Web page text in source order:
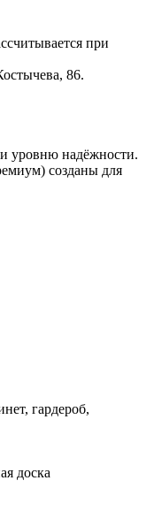
при
86.
и уровню надёжности.
созданы для
гардероб,
доска